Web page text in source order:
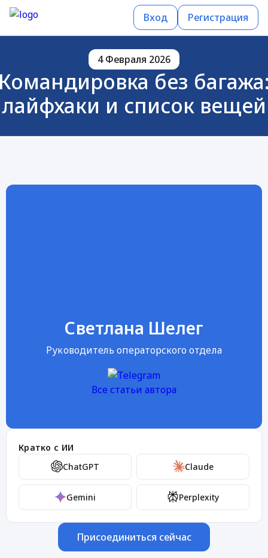
Вход Регистрация
4 Февраля 2026
без
лайфхаки и список вещей
Светлана Шелег
Руководитель операторского отдела
Все статьи автора
Кратко с ИИ
ChatGPT
Claude
Gemini Perplexity
Присоединиться сейчас